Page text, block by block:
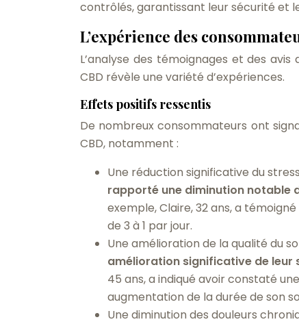
contrôlés, garantissant leur sécurité et
L’expérience des
L’analyse des témoignages et des
CBD révèle une variété d’expériences.
Effets positifs ressentis
De nombreux consommateurs ont
CBD, notamment :
Une réduction significative du
rapporté une diminution notable
exemple, Claire, 32 ans, a
de 3 à 1 par jour.
Une amélioration de la qualité du
amélioration significative de leur
45 ans, a indiqué avoir constaté
augmentation de la durée de son
Une diminution des douleurs